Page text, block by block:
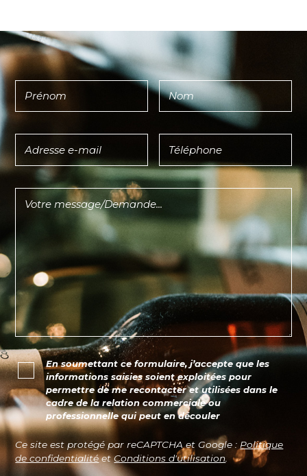
En soumettant ce formulaire, j’accepte que les
informations saisies soient exploitées pour
permettre de me recontacter et utilisées dans le
cadre de la relation commerciale ou
professionnelle qui peut en découler
Ce site est protégé par reCAPTCHA et Google :Politique
de confidentialitéetConditions d'utilisation.